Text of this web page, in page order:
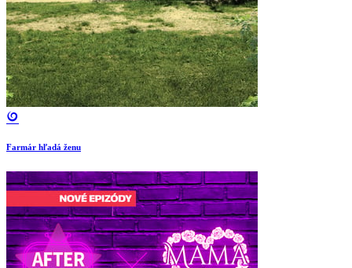
Farmár hľadá ženu